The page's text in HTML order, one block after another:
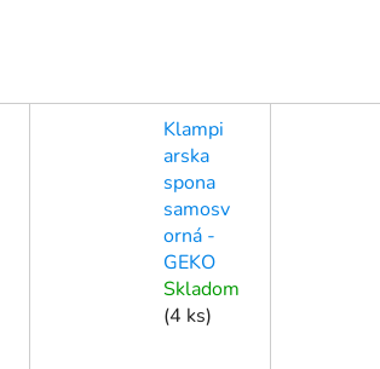
Klampi
arska
spona
samosv
orná -
GEKO
Skladom
(4 ks)